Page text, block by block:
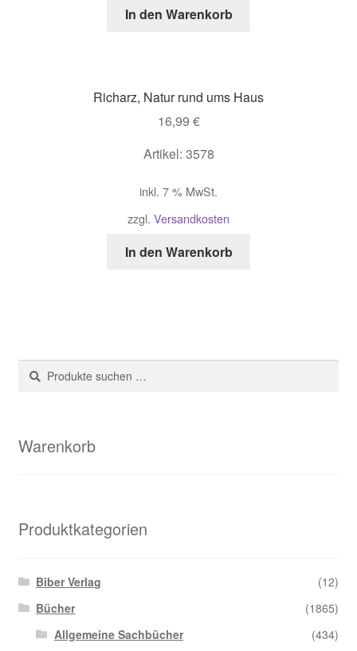
In den Warenkorb
Richarz, Natur rund ums Haus
16,99 €
Artikel: 3578
inkl. 7 % MwSt.
zzgl. Versandkosten
In den Warenkorb
Suche
nach:
Suchen
Warenkorb
Produktkategorien
Biber Verlag
(12)
Bücher
(1865)
Allgemeine Sachbücher
(434)